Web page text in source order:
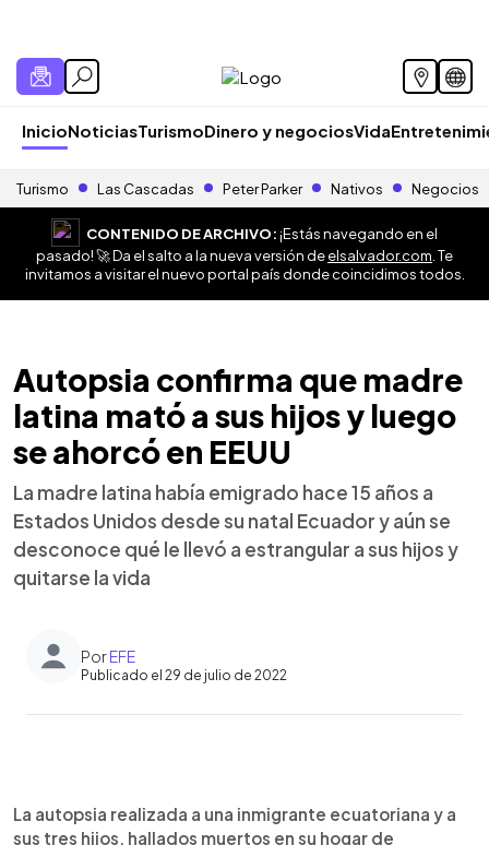
InicioNoticiasTurismoDinero y negociosVida
Turismo Las Cascadas Peter Parker Nativos Negocios
CONTENIDO DE ARCHIVO:¡Estás navegando en el
pasado! 🚀 Da el salto a la nueva versión deelsalvador.com . Te
invitamos a visitar el nuevo portal país donde coincidimos todos.
Autopsia confirma que madre
latina mató a sus hijos y luego
se ahorcó en EEUU
La madre latina había emigrado hace 15 años a
Estados Unidos desde su natal Ecuador y aún se
desconoce qué le llevó a estrangular a sus hijos y
quitarse la vida
PorEFE
Publicado el 29 de julio de 2022
Escuchar artículo
La autopsia realizada a una inmigrante ecuatoriana y a
sus tres hijos, hallados muertos en su hogar de